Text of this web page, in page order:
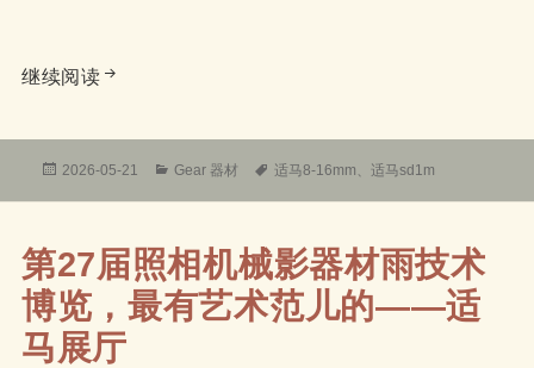
继续阅读适马DC 8-16mm f/4.5-5.6 HSM超广角——竟不
发
2026-05-21
分
Gear 器材
标
适马8-16mm 、适马sd1m
第27届照相机械影器材雨技术
博览，最有艺术范儿的——适
马展厅